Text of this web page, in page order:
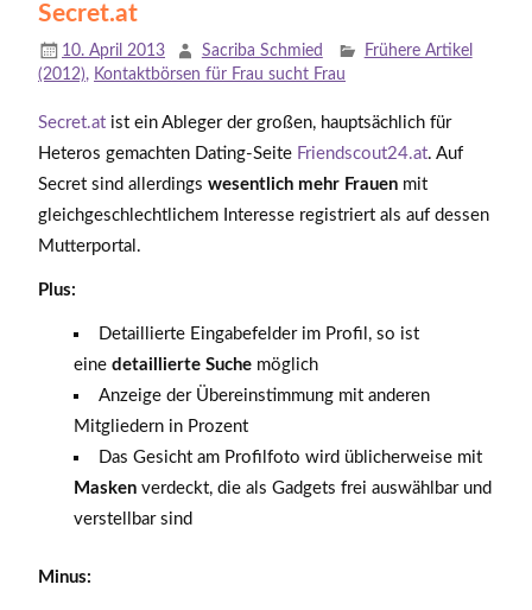
Secret.at
10. April 2013 Sacriba Schmied
Frühere Artikel
(2012), Kontaktbörsen für Frau sucht Frau
Secret.at ist ein Ableger der großen, hauptsächlich für
Heteros gemachten Dating-Seite Friendscout24.at. Auf
Secret sind allerdings wesentlich mehr Frauen mit
gleichgeschlechtlichem Interesse registriert als auf dessen
Mutterportal.
Plus:
Detaillierte Eingabefelder im Profil, so ist
einedetaillierte Suche möglich
Anzeige der Übereinstimmung mit anderen
Mitgliedern in Prozent
Das Gesicht am Profilfoto wird üblicherweise mit
Masken verdeckt, die als Gadgets frei auswählbar und
verstellbar sind
Minus: